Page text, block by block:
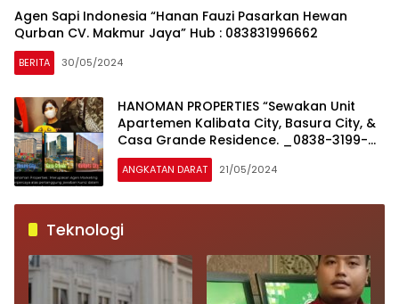
Agen Sapi Indonesia “Hanan Fauzi Pasarkan Hewan
Qurban CV. Makmur Jaya” Hub : 083831996662
BERITA 30/05/2024
HANOMAN PROPERTIES “Sewakan Unit
Apartemen Kalibata City, Basura City, &
Casa Grande Residence. _0838-3199-
6662”
ANGKATAN DARAT 21/05/2024
Teknologi